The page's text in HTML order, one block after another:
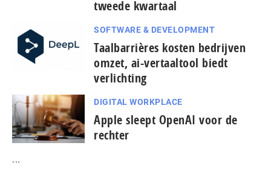
tweede kwartaal
SOFTWARE & DEVELOPMENT
Taal­bar­ri­è­res kosten bedrijven
omzet, ai-vertaaltool biedt
verlichting
DIGITAL WORKPLACE
Apple sleept OpenAI voor de
rechter
...